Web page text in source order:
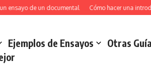
ensayo de un documental Cómo hacer una
Ejemplos de Ensayos Otras